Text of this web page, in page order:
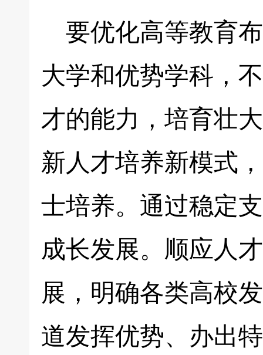
要优化高等教育
大学和优势学科，
才的能力，培育壮
新人才培养新模式
士培养。通过稳定
成长发展。顺应人
展，明确各类高校
道发挥优势、办出